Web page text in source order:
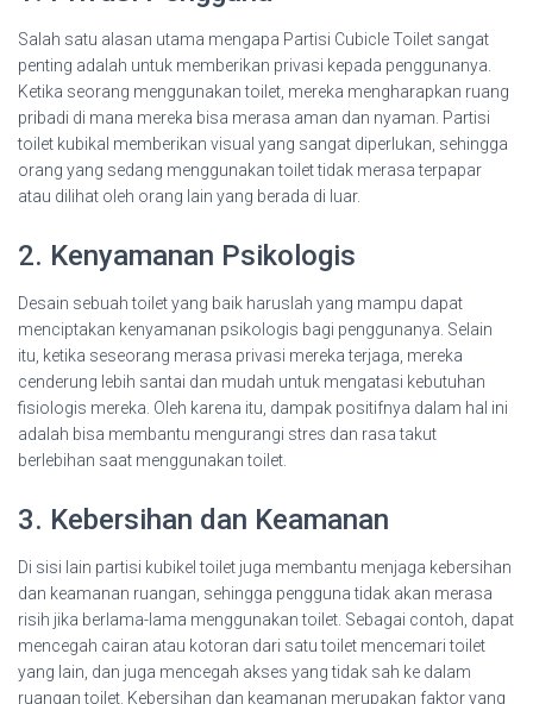
Salah satu alasan utama mengapa Partisi Cubicle Toilet sangat
penting adalah untuk memberikan privasi kepada penggunanya.
Ketika seorang menggunakan toilet, mereka mengharapkan ruang
pribadi di mana mereka bisa merasa aman dan nyaman. Partisi
toilet kubikal memberikan visual yang sangat diperlukan, sehingga
orang yang sedang menggunakan toilet tidak merasa terpapar
atau dilihat oleh orang lain yang berada di luar.
2. Kenyamanan Psikologis
Desain sebuah toilet yang baik haruslah yang mampu dapat
menciptakan kenyamanan psikologis bagi penggunanya. Selain
itu, ketika seseorang merasa privasi mereka terjaga, mereka
cenderung lebih santai dan mudah untuk mengatasi kebutuhan
fisiologis mereka. Oleh karena itu, dampak positifnya dalam hal ini
adalah bisa membantu mengurangi stres dan rasa takut
berlebihan saat menggunakan toilet.
3. Kebersihan dan Keamanan
Di sisi lain partisi kubikel toilet juga membantu menjaga kebersihan
dan keamanan ruangan, sehingga pengguna tidak akan merasa
risih jika berlama-lama menggunakan toilet. Sebagai contoh, dapat
mencegah cairan atau kotoran dari satu toilet mencemari toilet
yang lain, dan juga mencegah akses yang tidak sah ke dalam
ruangan toilet. Kebersihan dan keamanan merupakan faktor yang